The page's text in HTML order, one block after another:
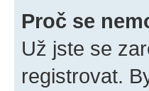
Proč se
Už jste se
registrovat.